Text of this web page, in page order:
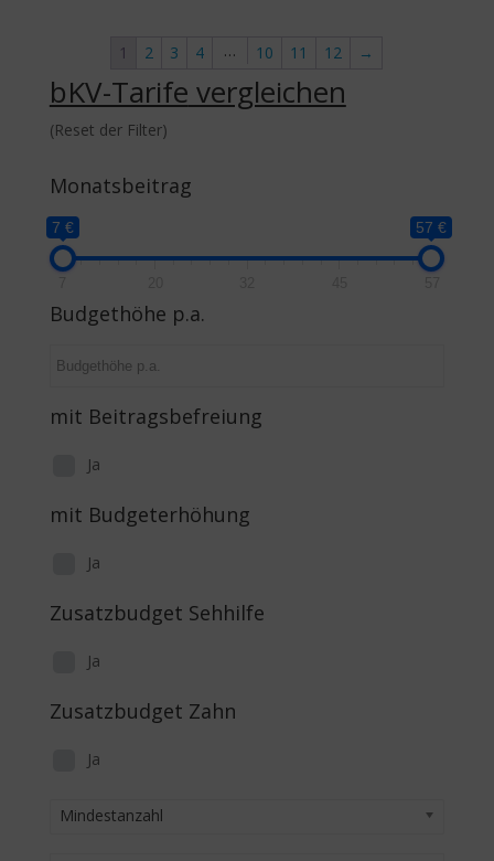
1 2 3 4 … 10 11 12 →
bKV-Tarife vergleichen
(Reset der Filter)
Monatsbeitrag
7 € 57 €
Budgethöhe p.a.
mit Beitragsbefreiung
Ja
mit Budgeterhöhung
Ja
Zusatzbudget Sehhilfe
Ja
Zusatzbudget Zahn
Ja
Mindestanzahl